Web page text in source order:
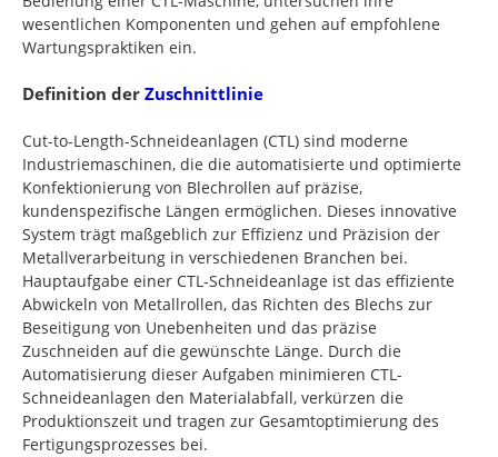
wesentlichen Komponenten und gehen auf empfohlene
Wartungspraktiken ein.
Definition der Zuschnittlinie
Cut-to-Length-Schneideanlagen (CTL) sind moderne
Industriemaschinen, die die automatisierte und optimierte
Konfektionierung von Blechrollen auf präzise,
kundenspezifische Längen ermöglichen. Dieses innovative
System trägt maßgeblich zur Effizienz und Präzision der
Metallverarbeitung in verschiedenen Branchen bei.
Hauptaufgabe einer CTL-Schneideanlage ist das effiziente
Abwickeln von Metallrollen, das Richten des Blechs zur
Beseitigung von Unebenheiten und das präzise
Zuschneiden auf die gewünschte Länge. Durch die
Automatisierung dieser Aufgaben minimieren CTL-
Schneideanlagen den Materialabfall, verkürzen die
Produktionszeit und tragen zur Gesamtoptimierung des
Fertigungsprozesses bei.